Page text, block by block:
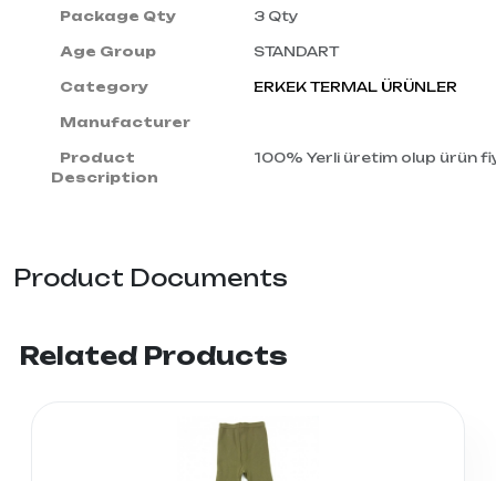
Package Qty 3 Qty
Age Group STANDART
Category ERKEK TERMAL ÜRÜNLER
Manufacturer
Product
Description
100% Yerli üretim olup ürün
Product Documents
Related Products